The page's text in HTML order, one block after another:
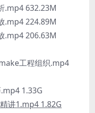
.mp4 632.23M
.mp4 224.89M
.mp4 206.63M
工程组织.mp4
1.33G
讲1.mp4 1.82G